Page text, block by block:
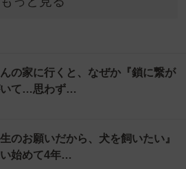
の家に行くと、なぜか『鎖に繋が
いて…思わず…
のお願いだから、犬を飼いたい』
始めて4年…